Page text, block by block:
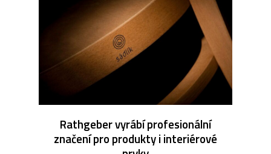
Rathgeber vyrábí profesionální
značení pro produkty i interiérové